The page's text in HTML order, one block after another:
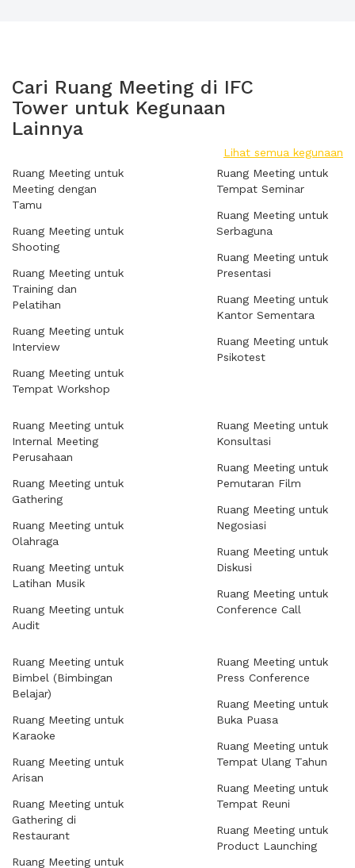
Cari Ruang Meeting di IFC
Tower untuk Kegunaan
Lainnya
Lihat semua kegunaan
Ruang Meeting untuk
Meeting dengan
Tamu
Ruang Meeting untuk
Shooting
Ruang Meeting untuk
Training dan
Pelatihan
Ruang Meeting untuk
Interview
Ruang Meeting untuk
Tempat Workshop
Ruang Meeting untuk
Tempat Seminar
Ruang Meeting untuk
Serbaguna
Ruang Meeting untuk
Presentasi
Ruang Meeting untuk
Kantor Sementara
Ruang Meeting untuk
Psikotest
Ruang Meeting untuk
Internal Meeting
Perusahaan
Ruang Meeting untuk
Gathering
Ruang Meeting untuk
Olahraga
Ruang Meeting untuk
Latihan Musik
Ruang Meeting untuk
Audit
Ruang Meeting untuk
Konsultasi
Ruang Meeting untuk
Pemutaran Film
Ruang Meeting untuk
Negosiasi
Ruang Meeting untuk
Diskusi
Ruang Meeting untuk
Conference Call
Ruang Meeting untuk
Bimbel (Bimbingan
Belajar)
Ruang Meeting untuk
Karaoke
Ruang Meeting untuk
Arisan
Ruang Meeting untuk
Gathering di
Restaurant
Ruang Meeting untuk
Ruang Meeting untuk
Press Conference
Ruang Meeting untuk
Buka Puasa
Ruang Meeting untuk
Tempat Ulang Tahun
Ruang Meeting untuk
Tempat Reuni
Ruang Meeting untuk
Product Launching